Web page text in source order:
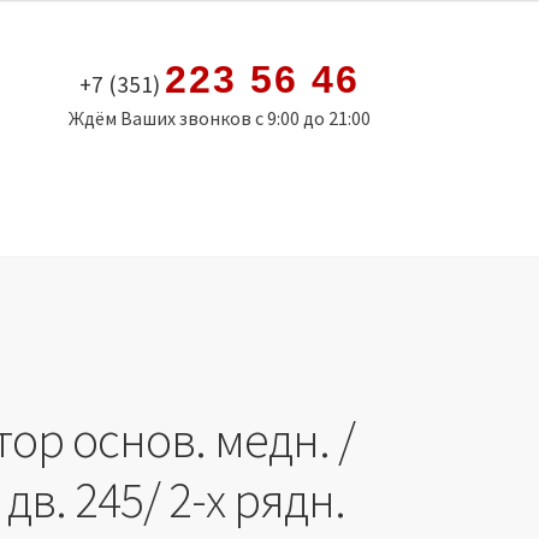
+7 (351) 223 56 46
Ждём Ваших звонков с 9:00 до 21:00
основ. медн. /
245/ 2-х рядн.